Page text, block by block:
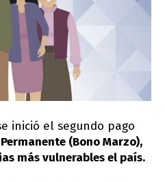
inició el segundo pago
(Bono Marzo),
más vulnerables el país.